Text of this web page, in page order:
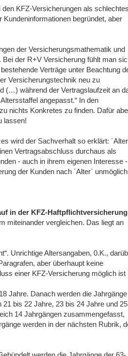
KFZ-Versicherungen als schlechtes
begründet, aber
der Versicherungsmathematik und
der R+V Versicherung fühlt man
Verträge unter Beachtung
Versicherungstechnik neu zu
(…) während der Vertragslaufzeit an
angepasst.“ In den
nichts Konkretes zu finden. Dafür
lassen!
wird der Sachverhalt so erklärt:
Vertragsabschluss durchaus als
- auch in ihrem eigenen Interesse -
der Kunden nach ´Alter` unmöglich
in der KFZ-
miteinander vergleichen. Das liegt an
Unrichtige Altersangaben, 0.K.,
aber überhaupt keine
einer KFZ-Versicherung möglich ist
Jahre. Danach werden die Jahrgänge
bis 22 Jahre, 23 bis 24 Jahre und 25
14 Jahrgängen zusammengefasst,
werden in der nächsten Rubrik,